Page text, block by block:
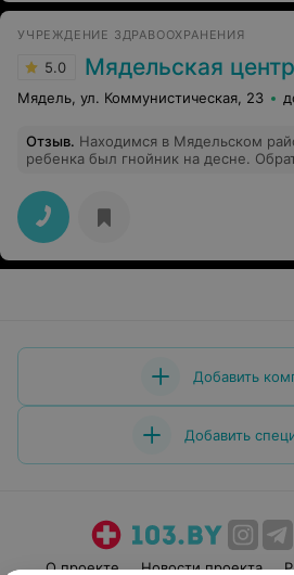
УЧРЕЖДЕНИЕ ЗДРАВООХРАНЕНИЯ
5.0 Мядельская центральная
Мядель, ул. Коммунистическая, 23
Отзыв. Находимся в Мядельском
ребенка был гнойник на десне.
Стоматолог быстро обработала
рекомендации. Спасибо за
вежливость!
Добавить
Добавить
О проекте Новости проекта